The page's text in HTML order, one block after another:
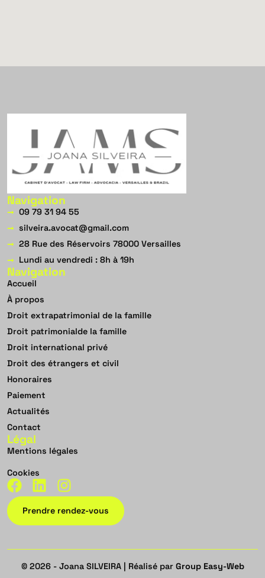
Navigation
09 79 31 94 55
silveira.avocat@gmail.com
28 Rue des Réservoirs 78000 Versailles
Lundi au vendredi : 8h à 19h
Navigation
Accueil
À propos
Droit extrapatrimonial de la famille
Droit patrimonialde la famille
Droit international privé
Droit des étrangers et civil
Honoraires
Paiement
Actualités
Contact
Légal
Mentions légales
Cookies
Prendre rendez-vous
© 2026 - Joana SILVEIRA | Réalisé par Group Easy-Web